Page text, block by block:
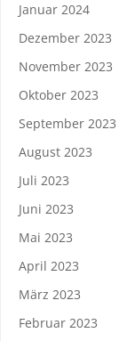
Januar 2024
Dezember 2023
November 2023
Oktober 2023
September 2023
August 2023
Juli 2023
Juni 2023
Mai 2023
April 2023
März 2023
Februar 2023